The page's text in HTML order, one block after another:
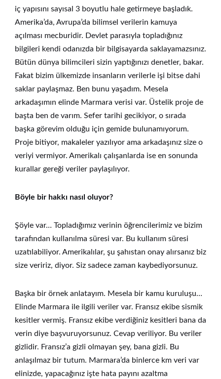
iç yapısını sayısal 3 boyutlu hale getirmeye başladık.
Amerika’da, Avrupa’da bilimsel verilerin kamuya
açılması mecburidir. Devlet parasıyla topladığınız
bilgileri kendi odanızda bir bilgisayarda saklayamazsınız.
Bütün dünya bilimcileri sizin yaptığınızı denetler, bakar.
Fakat bizim ülkemizde insanların verilerle işi bitse dahi
saklar paylaşmaz. Ben bunu yaşadım. Mesela
arkadaşımın elinde Marmara verisi var. Üstelik proje de
başta ben de varım. Sefer tarihi gecikiyor, o sırada
başka görevim olduğu için gemide bulunamıyorum.
Proje bitiyor, makaleler yazılıyor ama arkadaşınız size o
veriyi vermiyor. Amerikalı çalışanlarda ise en sonunda
kurallar gereği veriler paylaşılıyor.
Böyle bir hakkı nasıl oluyor?
Şöyle var… Topladığımız verinin öğrencilerimiz ve bizim
tarafından kullanılma süresi var. Bu kullanım süresi
uzatılabiliyor. Amerikalılar, şu şahıstan onay alırsanız biz
size veririz, diyor. Siz sadece zaman kaybediyorsunuz.
Başka bir örnek anlatayım. Mesela bir kamu kuruluşu…
Elinde Marmara ile ilgili veriler var. Fransız ekibe sismik
kesitler vermiş. Fransız ekibe verdiğiniz kesitleri bana da
verin diye başvuruyorsunuz. Cevap veriliyor. Bu veriler
gizlidir. Fransız’a gizli olmayan şey, bana gizli. Bu
anlaşılmaz bir tutum. Marmara’da binlerce km veri var
elinizde, yapacağınız işte hata payını azaltma